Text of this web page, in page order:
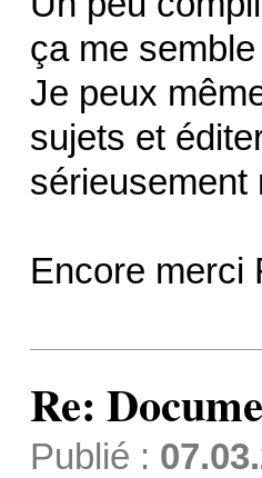
ça me
Je peux
sujets et
Encore
Re:
Publié :